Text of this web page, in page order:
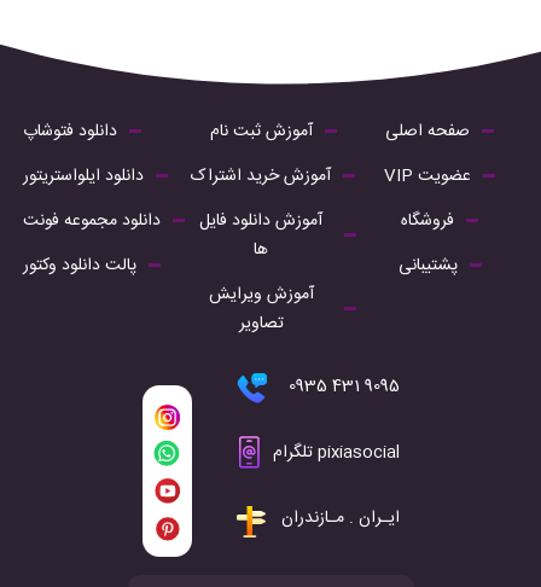
صفحه اصلی
عضویت VIP
فروشگاه
پشتیبانی
آموزش ثبت نام
آموزش خرید اشتراک
آموزش دانلود فایل
ها
آموزش ویرایش
تصاویر
دانلود فتوشاپ
دانلود ایلواستریتور
دانلود مجموعه فونت
پالت دانلود وکتور
9095 431 0935
pixiasocial تلگرام
ایـران . مـازندران